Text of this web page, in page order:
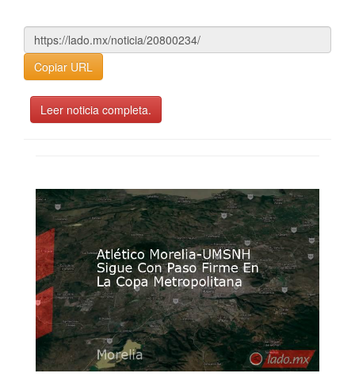
Copiar URL
Leer noticia completa.